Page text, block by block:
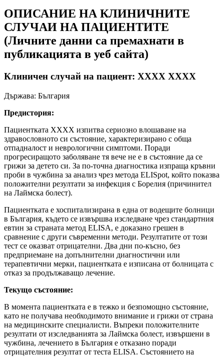
ОПИСАНИЕ НА КЛИНИЧНИТЕ
СЛУЧАИ НА ПАЦИЕНТИТЕ
(Личните данни са премахнати в
публикацията в уеб сайта)
Клиничен случай на пациент: XXXX XXXX
Държава: България
Предистория:
Пациентката XXXX изпитва сериозно влошаване на
здравословното си състояние, характеризирано с обща
отпадналост и неврологични симптоми. Поради
прогресиращото заболяване тя вече не е в състояние да се
грижи за детето си. За по-точна диагностика изпраща кръвни
проби в чужбина за анализ чрез метода ELISpot, който показва
положителни резултати за инфекция с Борелия (причинител
на Лаймска болест).
Пациентката е хоспитализирана в една от водещите болници
в България, където се извършва изследване чрез стандартния
евтин за страната метод ELISA, е доказано грешен в
сравнение с други съвременни методи. Резултатите от този
тест се оказват отрицателни. Два дни по-късно, без
предприемане на допълнителни диагностични или
терапевтични мерки, пациентката е изписана от болницата с
отказ за продължаващо лечение.
Текущо състояние:
В момента пациентката е в тежко и безпомощно състояние,
като не получава необходимото внимание и грижи от страна
на медицинските специалисти. Въпреки положителните
резултати от изследванията за Лаймска болест, извършени в
чужбина, лечението в България е отказано поради
отрицателния резултат от теста ELISA. Състоянието на